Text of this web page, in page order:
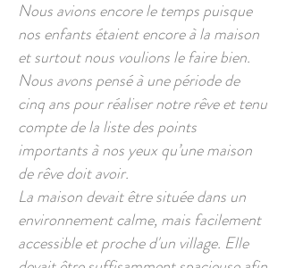
Nous avions encore le temps puisque
nos enfants étaient encore à la maison
et surtout nous voulions le faire bien.
Nous avons pensé à une période de
cinq ans pour réaliser notre rêve et tenu
compte de la liste des points
importants à nos yeux qu’une maison
de rêve doit avoir.
La maison devait être située dans un
environnement calme, mais facilement
accessible et proche d'un village. Elle